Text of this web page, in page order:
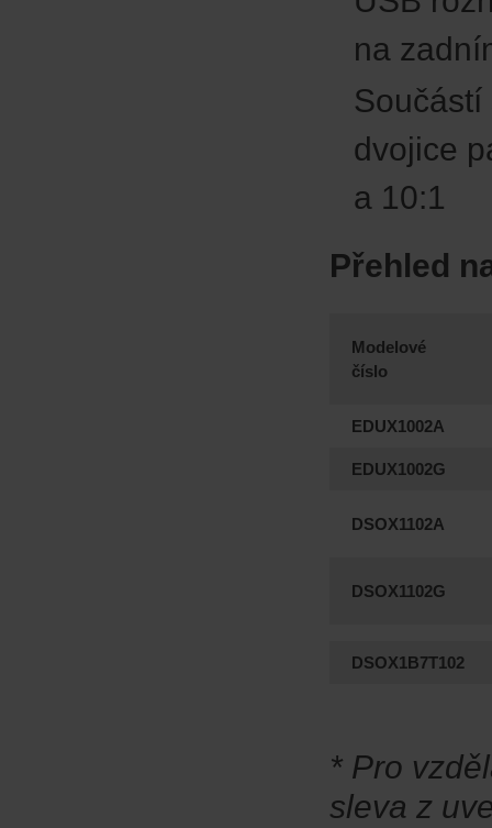
na
dvojice
a 10:1
Přehled
Modelové
číslo
EDUX1002A
EDUX1002G
DSOX1102A
DSOX1102G
DSOX1B7T102
* Pro
sleva z